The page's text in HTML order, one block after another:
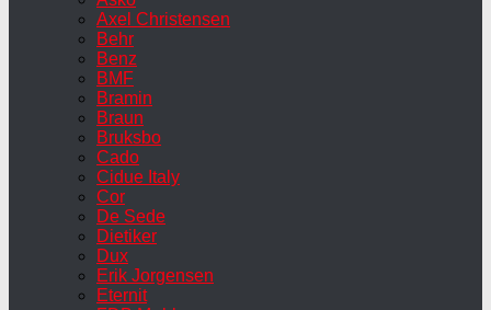
Axel Christensen
Behr
Benz
BMF
Bramin
Braun
Bruksbo
Cado
Cidue Italy
Cor
De Sede
Dietiker
Dux
Erik Jorgensen
Eternit